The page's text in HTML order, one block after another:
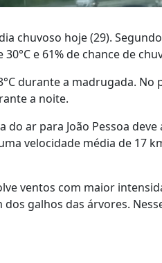
chuvoso hoje (29).
e 61% de chance de
durante a madrugada.
a noite.
ar para João Pessoa
velocidade média de 17
ventos com maior
galhos das árvores.